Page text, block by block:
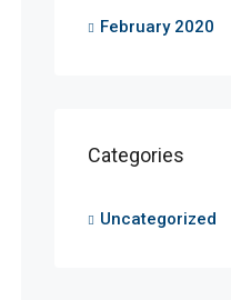
February 2020
Categories
Uncategorized